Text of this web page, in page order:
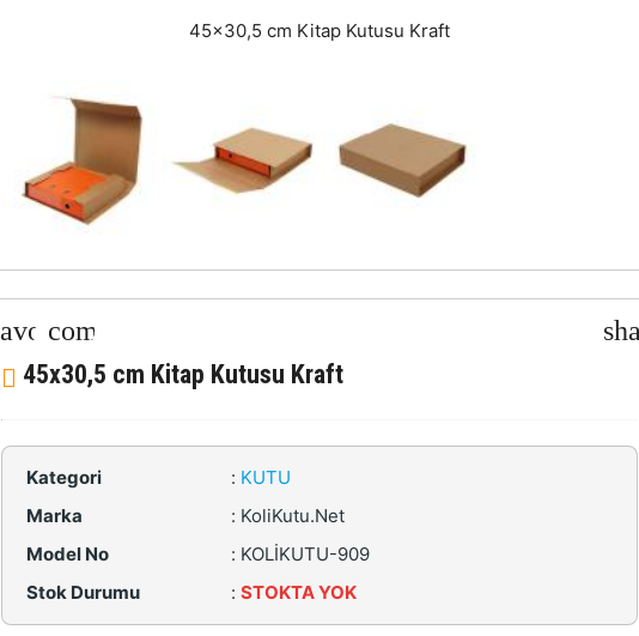
45x30,5 cm Kitap Kutusu Kraft
45x30,5 cm Kitap Kutusu Kraft
Kategori : KUTU
Marka
: KoliKutu.Net
Model No
: KOLİKUTU-909
Stok Durumu
: STOKTA YOK